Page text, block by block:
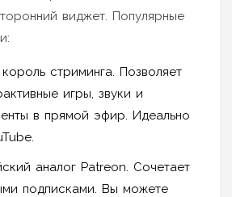
виджет. Популярные
стриминга. Позволяет
игры, звуки и
в прямой эфир. Идеально
аналог Patreon. Сочетает
подписками. Вы можете